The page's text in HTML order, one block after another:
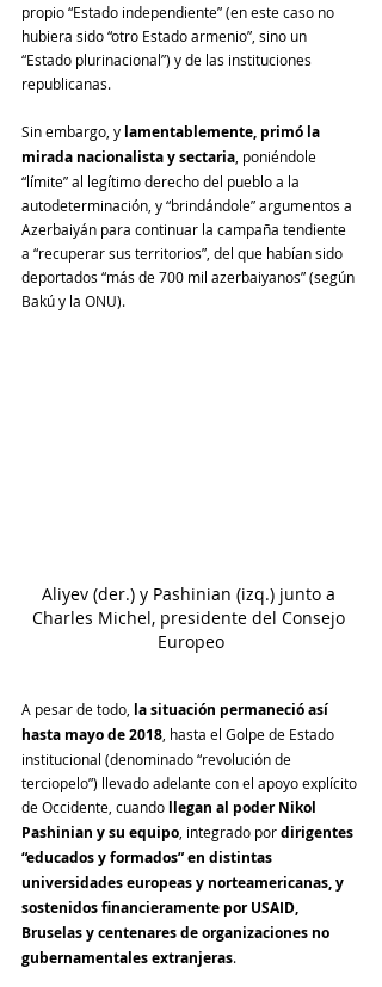
propio “Estado independiente” (en este caso no
hubiera sido “otro Estado armenio”, sino un
“Estado plurinacional”) y de las instituciones
republicanas.
Sin embargo, y lamentablemente, primó la
mirada nacionalista y sectaria, poniéndole
“límite” al legítimo derecho del pueblo a la
autodeterminación, y “brindándole” argumentos a
Azerbaiyán para continuar la campaña tendiente
a “recuperar sus territorios”, del que habían sido
deportados “más de 700 mil azerbaiyanos” (según
Bakú y la ONU).
Aliyev (der.) y Pashinian (izq.) junto a
Charles Michel, presidente del Consejo
Europeo
A pesar de todo, la situación permaneció así
hasta mayo de 2018 , hasta el Golpe de Estado
institucional (denominado “revolución de
terciopelo”) llevado adelante con el apoyo explícito
de Occidente, cuando llegan al poder Nikol
Pashinian y su equipo , integrado por dirigentes
“educados y formados” en distintas
universidades europeas y norteamericanas, y
sostenidos financieramente por USAID,
Bruselas y centenares de organizaciones no
gubernamentales extranjeras.